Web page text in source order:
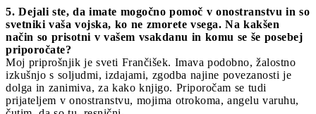
5. Dejali ste, da imate mogočno pomoč v onostranstvu in so
svetniki vaša vojska, ko ne zmorete vsega. Na kakšen
način so prisotni v vašem vsakdanu in komu se še posebej
priporočate?
Moj priprošnjik je sveti Frančišek. Imava podobno, žalostno
izkušnjo s soljudmi, izdajami, zgodba najine povezanosti je
dolga in zanimiva, za kako knjigo. Priporočam se tudi
prijateljem v onostranstvu, mojima otrokoma, angelu varuhu,